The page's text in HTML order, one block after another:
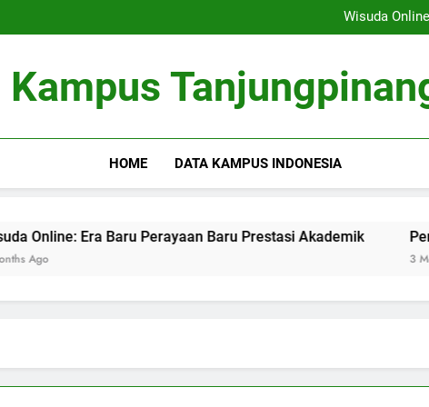
Wisuda
Peran Masyarakat
Wisuda
Peran Masyarakat dalamnya
Kampus
HOME DATA KAMPUS INDONESIA
Era Baru Perayaan Baru Prestasi Akademik Peran
3 Months Ago